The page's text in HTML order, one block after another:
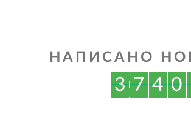
НАПИСАНО
3 7 4 0